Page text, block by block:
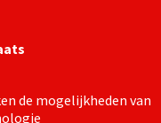
de mogelijkheden van